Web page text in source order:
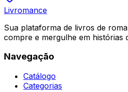
Livromance
Sua plataforma de livros de
compre e mergulhe em histórias
Navegação
Catálogo
Categorias